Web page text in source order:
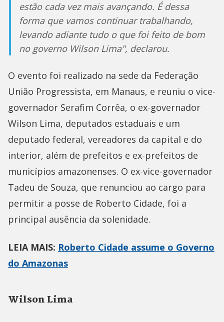
estão cada vez mais avançando. É dessa
forma que vamos continuar trabalhando,
levando adiante tudo o que foi feito de bom
no governo Wilson Lima", declarou.
O evento foi realizado na sede da Federação
União Progressista, em Manaus, e reuniu o vice-
governador Serafim Corrêa, o ex-governador
Wilson Lima, deputados estaduais e um
deputado federal, vereadores da capital e do
interior, além de prefeitos e ex-prefeitos de
municípios amazonenses. O ex-vice-governador
Tadeu de Souza, que renunciou ao cargo para
permitir a posse de Roberto Cidade, foi a
principal ausência da solenidade.
LEIA MAIS: Roberto Cidade assume o Governo
do Amazonas
Wilson Lima